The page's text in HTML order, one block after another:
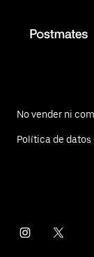
No vender ni
Política de datos